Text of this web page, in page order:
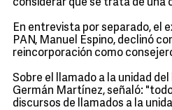
considerar que se trata de una
En entrevista por separado, el
PAN, Manuel Espino, declinó
reincorporación como
Sobre el llamado a la unidad
Germán Martínez, señaló:
discursos de llamados a la